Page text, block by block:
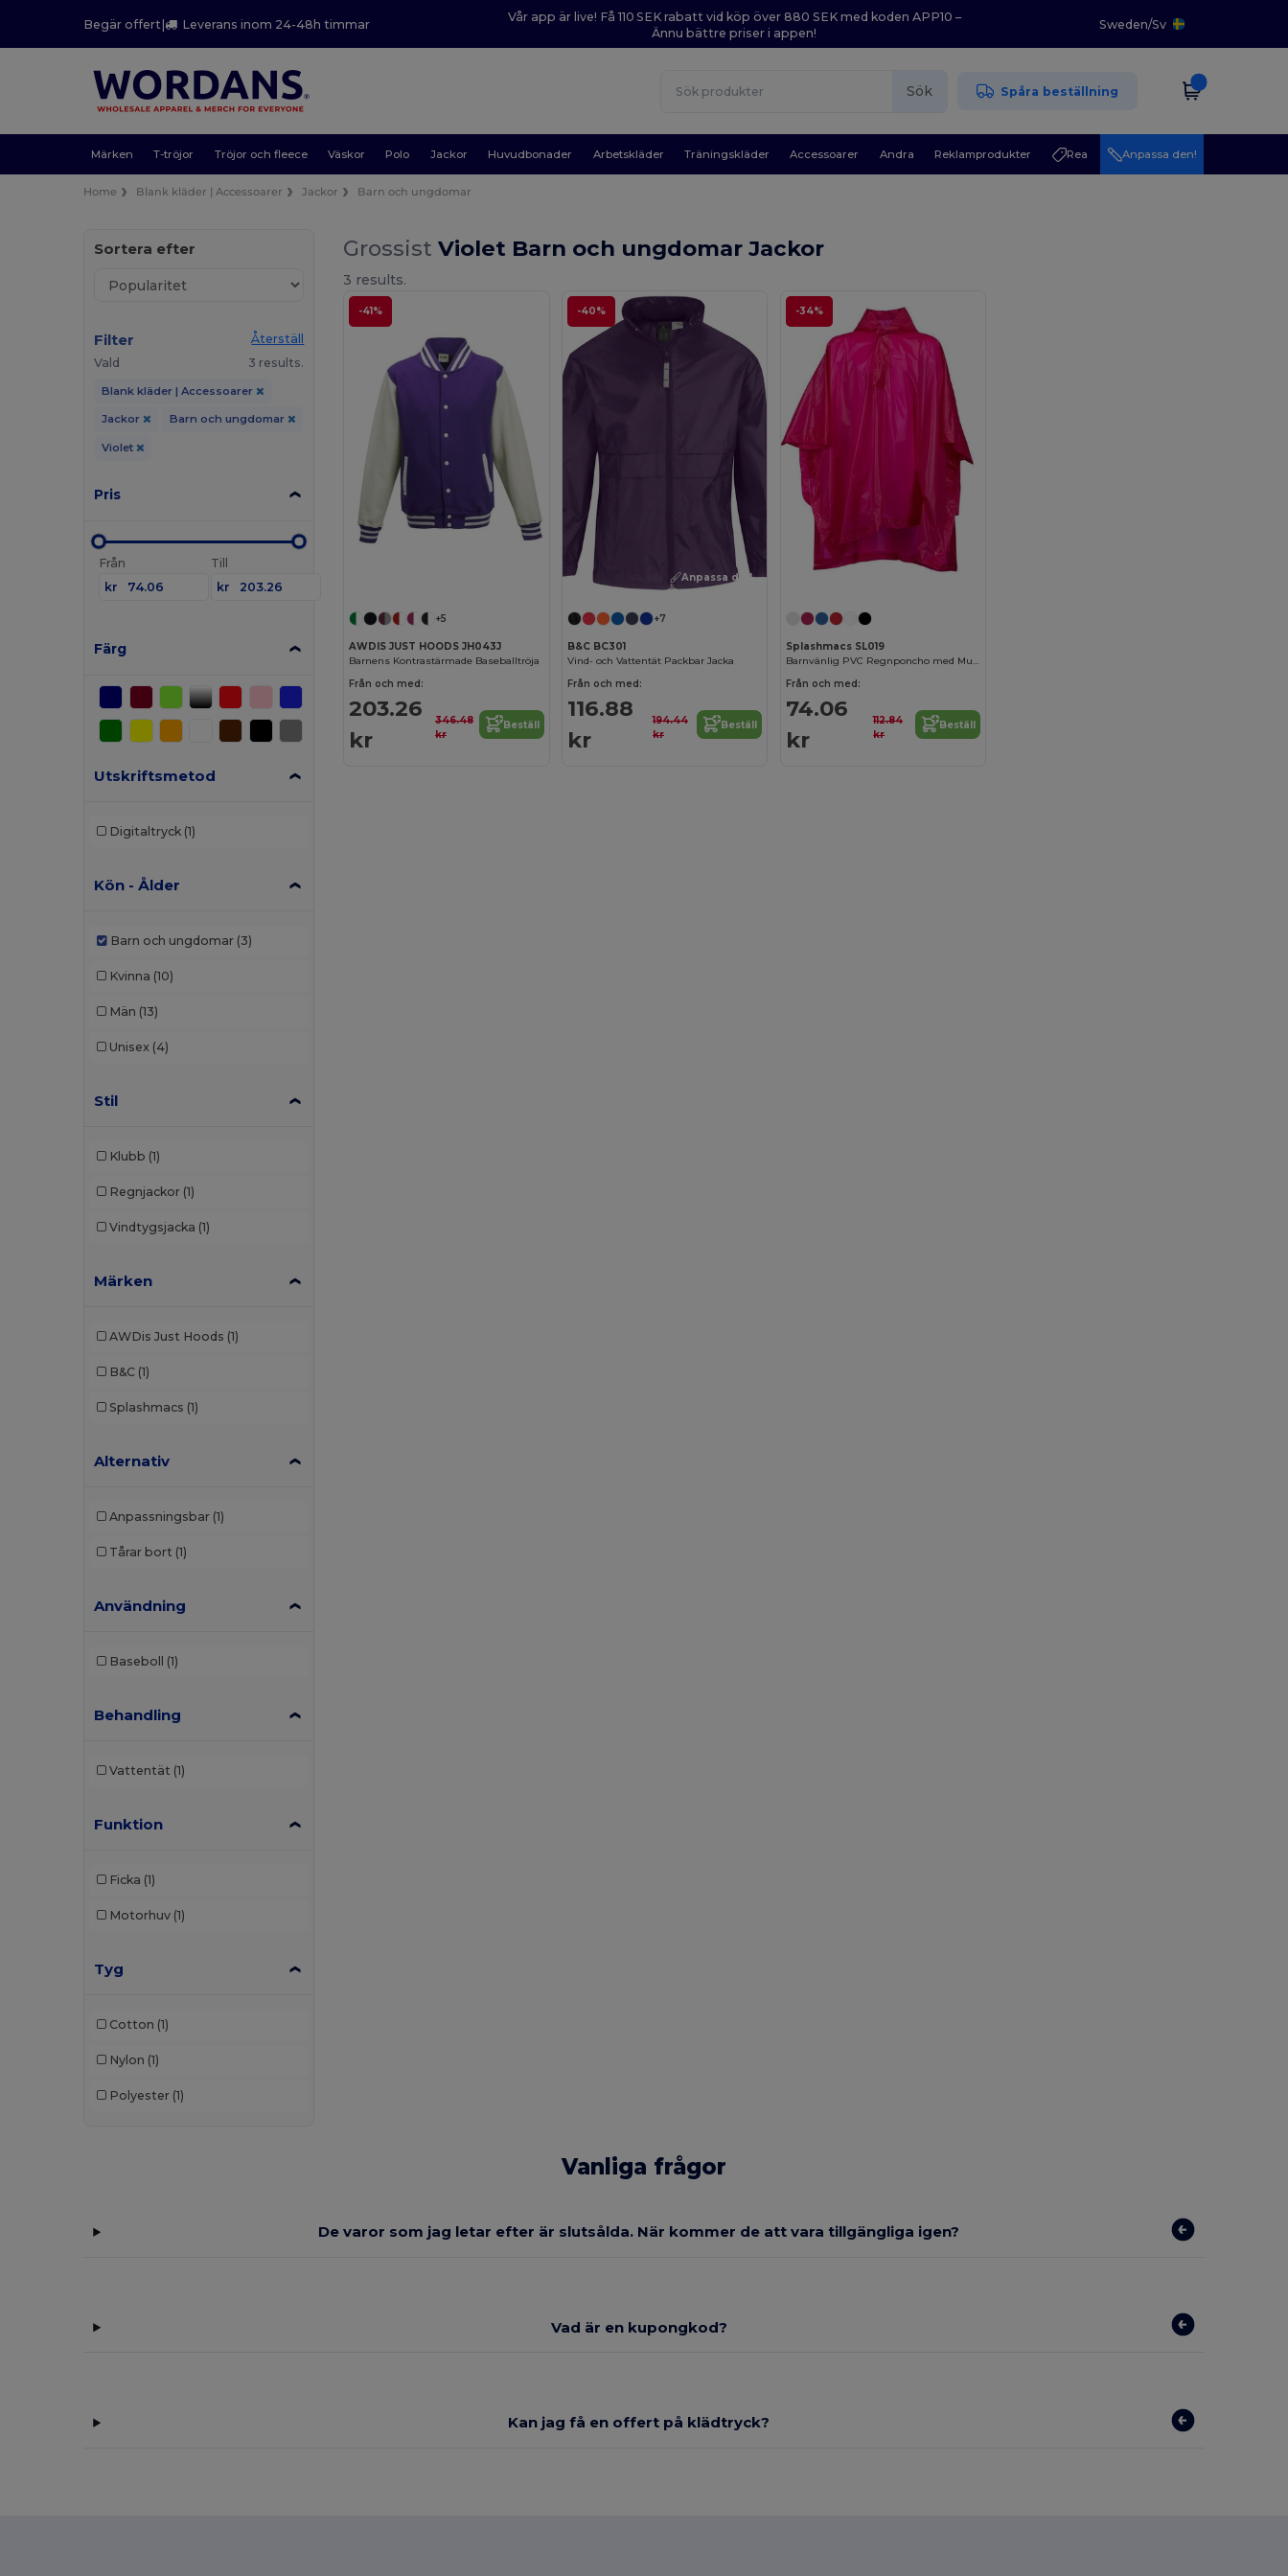
Begär offert| Leverans inom 24-48h timmar
Vår app är live! Få 110 SEK rabatt vid köp över 880 SEK med koden APP10 –
Ännu bättre priser i appen!
Sweden/Sv
Sök Spåra beställning
Märken T-tröjor Tröjor och fleece Väskor Polo Jackor Huvudbonader Arbetskläder Träningskläder Accessoarer Andra Reklamprodukter Rea Anpassa den!
Home Blank kläder | Accessoarer Jackor Barn och ungdomar
Sortera efter
Filter
Återställ
Vald
3 results.
Blank kläder | Accessoarer
Jackor Barn och ungdomar
Violet
Pris
Från
kr
Till
kr
Färg
Utskriftsmetod
Digitaltryck (1)
Kön - Ålder
Barn och ungdomar (3)
Kvinna (10)
Män (13)
Unisex (4)
Stil
Klubb (1)
Regnjackor (1)
Vindtygsjacka (1)
Märken
AWDis Just Hoods (1)
B&C (1)
Splashmacs (1)
Alternativ
Anpassningsbar (1)
Tårar bort (1)
Användning
Baseboll (1)
Behandling
Vattentät (1)
Funktion
Ficka (1)
Motorhuv (1)
Tyg
Cotton (1)
Nylon (1)
Polyester (1)
Grossist Violet Barn och ungdomar Jackor
3 results.
-41%
+5
AWDIS JUST HOODS JH043J
Barnens Kontrastärmade Baseballtröja
Från och med:
203.26
kr
346.48
kr
Beställ
-40%
Anpassa det!
+7
B&C BC301
Vind- och Vattentät Packbar Jacka
Från och med:
116.88
kr
194.44
kr
Beställ
-34%
Splashmacs SL019
Barnvänlig PVC Regnponcho med Multifunktion
Från och med:
74.06
kr
112.84
kr
Beställ
Vanliga frågor
De varor som jag letar efter är slutsålda. När kommer de att vara tillgängliga igen?
Vad är en kupongkod?
Kan jag få en offert på klädtryck?